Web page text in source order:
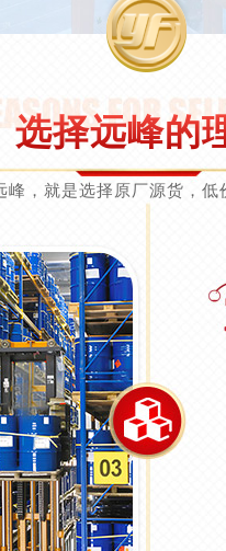
选择远峰的
峰，就是选择原厂源货，低